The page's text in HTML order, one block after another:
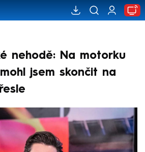
nehodě: Na motorku
jsem skončit na